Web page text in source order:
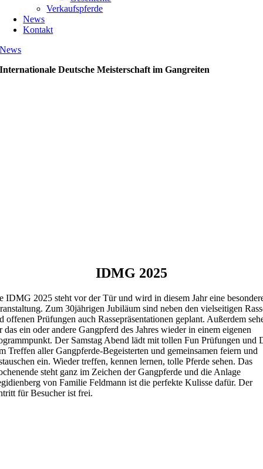
Verkaufspferde
News
Kontakt
News
Internationale Deutsche Meisterschaft im Gangreiten
IDMG 2025
IDMG 2025 steht vor der Tür und wird in diesem Jahr eine
Zum 30jährigen Jubiläum sind neben den vielseitigen
offenen Prüfungen auch Rassepräsentationen geplant. Außerdem
das ein oder andere Gangpferd des Jahres wieder in einem eigenen
Der Samstag Abend lädt mit tollen Fun Prüfungen und
Treffen aller Gangpferde-Begeisterten und gemeinsamen feiern und
ein. Wieder treffen, kennen lernen, tolle Pferde sehen. Das
steht ganz im Zeichen der Gangpferde und die Anlage
von Familie Feldmann ist die perfekte Kulisse dafür. Der
für Besucher ist frei.